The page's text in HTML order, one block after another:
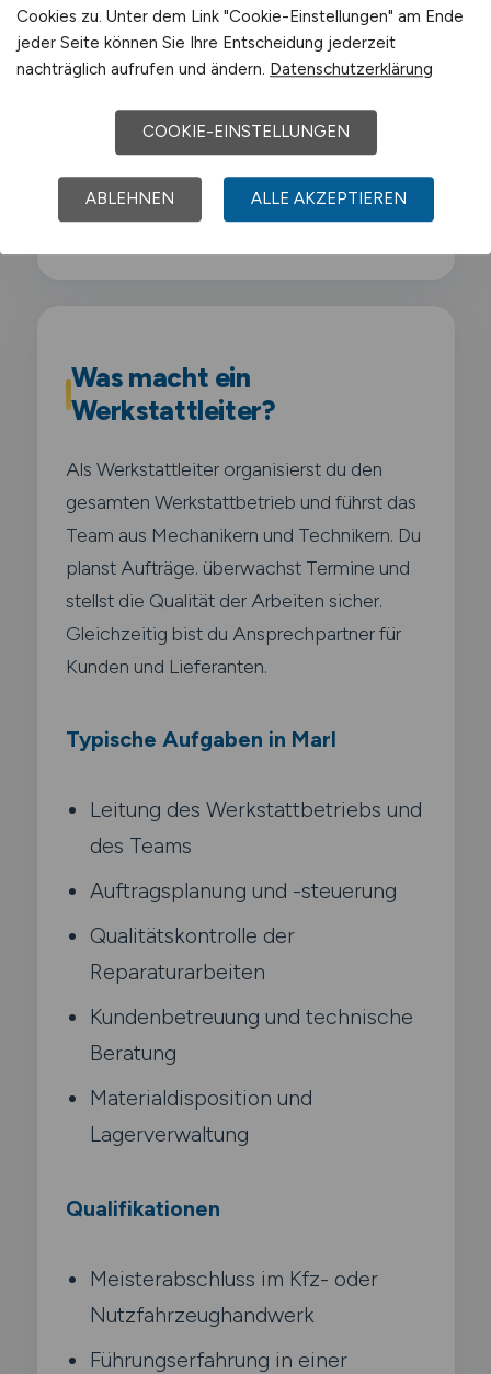
Air Liquide
Schwerpunkt-Gewerbegebiete sind
Chemiepark Marl,Industriegebiet Hüls
Gewerbegebiet Marl-Sinsen,
Gewerbegebiet Brassert.
Was macht ein
Werkstattleiter?
Als Werkstattleiter organisierst du den
gesamten Werkstattbetrieb und führst das
Team aus Mechanikern und Technikern. Du
planst Aufträge. überwachst Termine und
stellst die Qualität der Arbeiten sicher.
Gleichzeitig bist du Ansprechpartner für
Kunden und Lieferanten.
Typische Aufgaben in Marl
Leitung des Werkstattbetriebs und
des Teams
Auftragsplanung und -steuerung
Qualitätskontrolle der
Reparaturarbeiten
Kundenbetreuung und technische
Beratung
Materialdisposition und
Lagerverwaltung
Qualifikationen
Meisterabschluss im Kfz- oder
Nutzfahrzeughandwerk
Führungserfahrung in einer
Cookies zu. Unter dem Link "Cookie-Einstellungen" am Ende
jeder Seite können Sie Ihre Entscheidung jederzeit
nachträglich aufrufen und ändern. Datenschutzerklärung
COOKIE-EINSTELLUNGEN
ABLEHNEN ALLE AKZEPTIEREN